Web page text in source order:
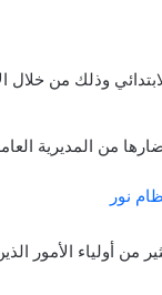
وذلك من خلال
من المديرية
نور
من أولياء